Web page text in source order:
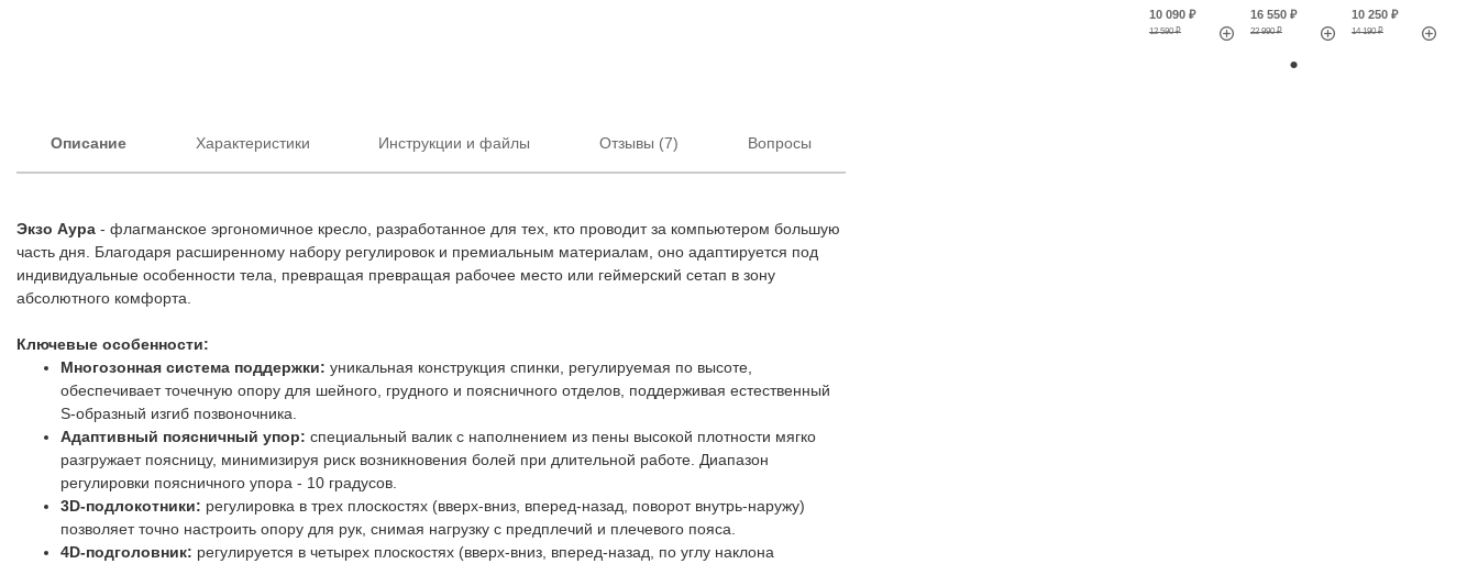
10 090 ₽
12 590 ₽
16 550 ₽
22 990 ₽
10 250 ₽
14 190 ₽
Описание Характеристики Инструкции и файлы Отзывы (7) Вопросы
Экзо Аура - флагманское эргономичное кресло, разработанное для тех, кто проводит за компьютером большую
часть дня. Благодаря расширенному набору регулировок и премиальным материалам, оно адаптируется под
индивидуальные особенности тела, превращая превращая рабочее место или геймерский сетап в зону
абсолютного комфорта.
Ключевые особенности:
Многозонная система поддержки: уникальная конструкция спинки, регулируемая по высоте,
обеспечивает точечную опору для шейного, грудного и поясничного отделов, поддерживая естественный
S-образный изгиб позвоночника.
Адаптивный поясничный упор: специальный валик с наполнением из пены высокой плотности мягко
разгружает поясницу, минимизируя риск возникновения болей при длительной работе. Диапазон
регулировки поясничного упора - 10 градусов.
3D-подлокотники: регулировка в трех плоскостях (вверх-вниз, вперед-назад, поворот внутрь-наружу)
позволяет точно настроить опору для рук, снимая нагрузку с предплечий и плечевого пояса.
4D-подголовник: регулируется в четырех плоскостях (вверх-вниз, вперед-назад, по углу наклона